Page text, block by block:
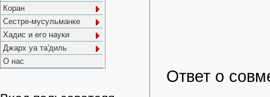
Коран
Сестре-мусульманке
Хадис и его науки
Джарх уа та'диль
О нас
Ответ о